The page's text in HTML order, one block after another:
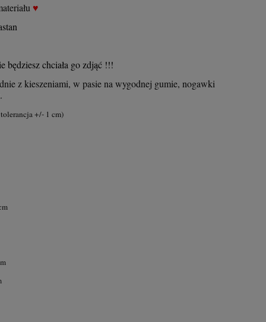
♥
chciała go zdjąć !!!
z kieszeniami, w pasie na wygodnej gumie, nogawki
+/- 1 cm)